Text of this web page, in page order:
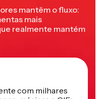
mantêm o fluxo:
mais
realmente mantém
com milhares